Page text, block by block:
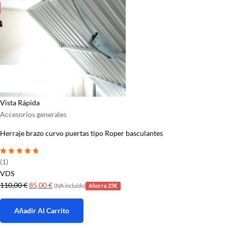
Vista Rápida
Accesorios generales
Herraje brazo curvo puertas tipo Roper basculantes
Valorado con
(1)
VDS
110,00€El
precio
original
era:
85,00€El
precio
actual
es:
(IVA incluido) Ahorra 25€
Añadir Al Carrito